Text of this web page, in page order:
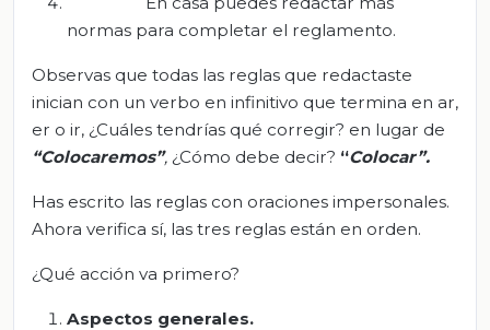
normas para completar el reglamento.
Observas que todas las reglas que redactaste
inician con un verbo en infinitivo que termina en ar,
er o ir, ¿Cuáles tendrías qué corregir? en lugar de
“Colocaremos”, ¿Cómo debe decir? “Colocar”.
Has escrito las reglas con oraciones impersonales.
Ahora verifica sí, las tres reglas están en orden.
¿Qué acción va primero?
Aspectos generales.